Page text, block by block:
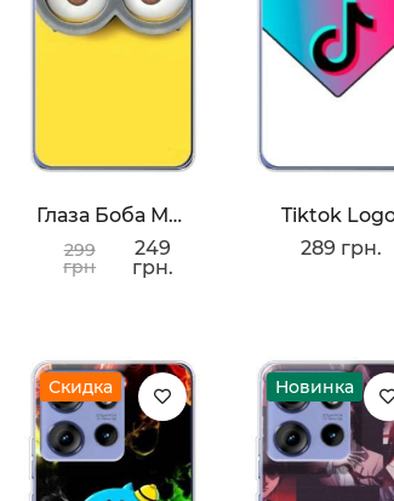
Глаза Боба Миньона
299
грн
249
грн.
Tiktok
289 грн.
Скидка Новинка